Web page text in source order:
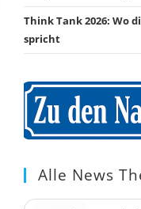
Think Tank 2026: Wo
spricht
Alle News